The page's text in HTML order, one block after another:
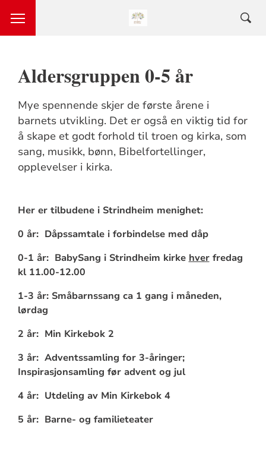
Aldersgruppen 0-5 år
Mye spennende skjer de første årene i
barnets utvikling. Det er også en viktig tid for
å skape et godt forhold til troen og kirka, som
sang, musikk, bønn, Bibelfortellinger,
opplevelser i kirka.
Her er tilbudene i Strindheim menighet:
0 år: Dåpssamtale i forbindelse med dåp
0-1 år: BabySang i Strindheim kirke hverfredag
kl 11.00-12.00
1-3 år: Småbarnssang ca 1 gang i måneden,
lørdag
2 år: Min Kirkebok 2
3 år: Adventssamling for 3-åringer;
Inspirasjonsamling før advent og jul
4 år: Utdeling av Min Kirkebok 4
5 år: Barne- og familieteater